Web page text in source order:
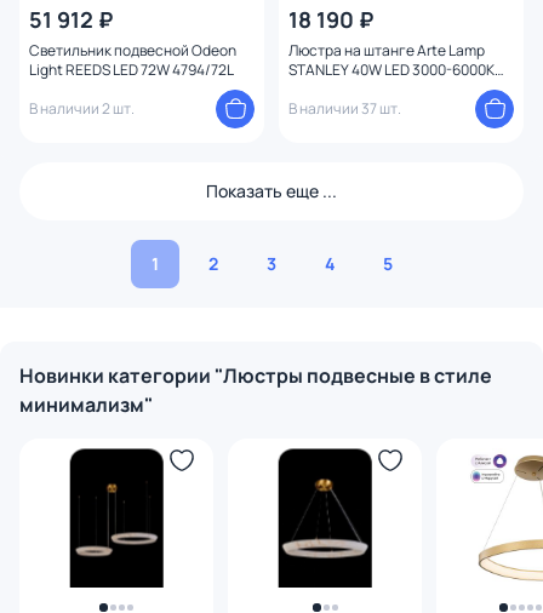
51 912 ₽
Светильник подвесной Odeon
Light REEDS LED 72W 4794/72L
В наличии 2 шт.
18 190 ₽
Люстра на штанге Arte Lamp
STANLEY 40W LED 3000-6000K
В наличии 37 шт.
Показать еще ...
1 2 3 4 5
Новинки категории "Люстры подвесные в стиле
минимализм"